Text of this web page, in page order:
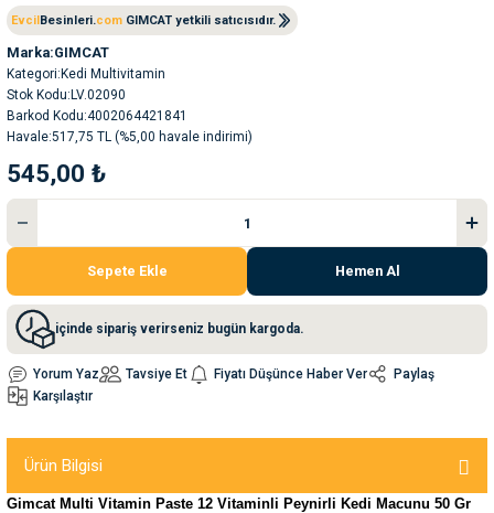
Temizlik Ürünleri
EvcilBesinleri.com GIMCAT yetkili satıcısıdır.
Marka GIMCAT
Kategori Kedi Multivitamin
Stok Kodu LV.02090
Barkod Kodu 4002064421841
Havale 517,75 TL (%5,00 havale indirimi)
545,00 ₺
Sepete Ekle Hemen Al
içinde sipariş verirseniz bugün kargoda.
Yorum Yaz Tavsiye Et Fiyatı Düşünce Haber Ver
Paylaş
Karşılaştır
Ürün Bilgisi
Gimcat Multi Vitamin Paste 12 Vitaminli Peynirli Kedi Macunu 50 Gr